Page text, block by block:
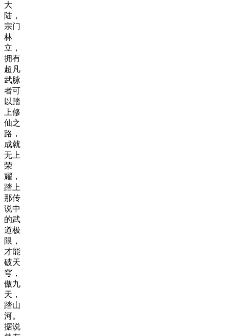
大
陆，
宗门
林
立，
拥有
超凡
武脉
者可
以踏
上修
仙之
路，
成就
无上
荣
耀，
踏上
那传
说中
的武
道极
限，
才能
破天
穹，
傲九
天，
踏山
河。
据说